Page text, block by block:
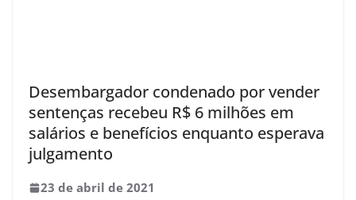
Desembargador condenado por vender
sentenças recebeu R$ 6 milhões em
salários e benefícios enquanto esperava
julgamento
23 de abril de 2021